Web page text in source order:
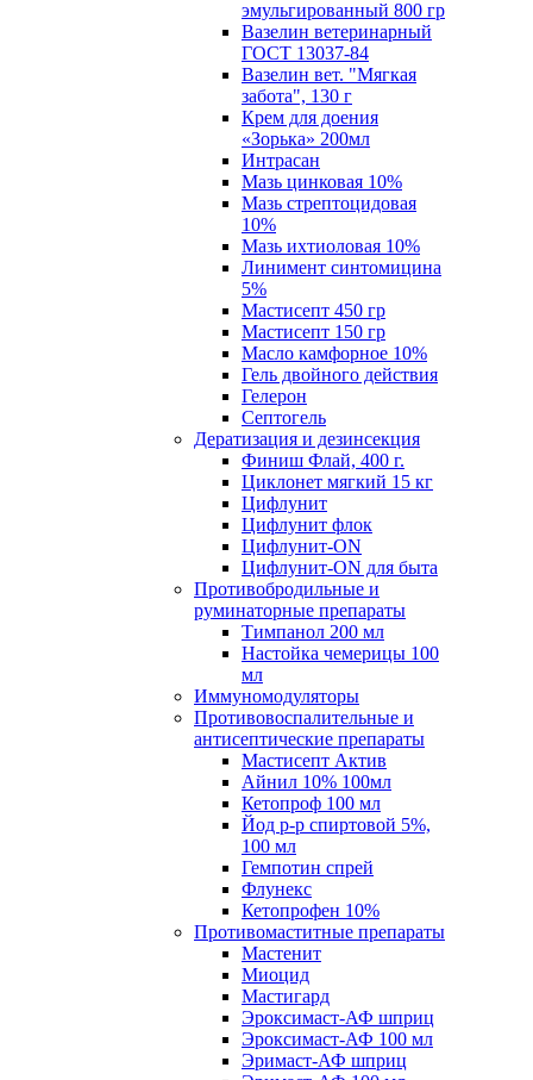
эмульгированный 800 гр
Вазелин ветеринарный
ГОСТ 13037-84
Вазелин вет. "Мягкая
забота", 130 г
Крем для доения
«Зорька» 200мл
Интрасан
Мазь цинковая 10%
Мазь стрептоцидовая
10%
Мазь ихтиоловая 10%
Линимент синтомицина
5%
Мастисепт 450 гр
Мастисепт 150 гр
Масло камфорное 10%
Гель двойного действия
Гелерон
Септогель
Дератизация и дезинсекция
Финиш Флай, 400 г.
Циклонет мягкий 15 кг
Цифлунит
Цифлунит флок
Цифлунит-ON
Цифлунит-ON для быта
Противобродильные и
руминаторные препараты
Тимпанол 200 мл
Настойка чемерицы 100
мл
Иммуномодуляторы
Противовоспалительные и
антисептические препараты
Мастисепт Актив
Айнил 10% 100мл
Кетопроф 100 мл
Йод р-р спиртовой 5%,
100 мл
Гемпотин спрей
Флунекс
Кетопрофен 10%
Противомаститные препараты
Мастенит
Миоцид
Мастигард
Эроксимаст-АФ шприц
Эроксимаст-АФ 100 мл
Эримаст-АФ шприц